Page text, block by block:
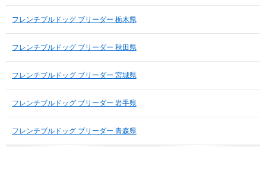
フレンチブルドッグ ブリーダー 栃木県
フレンチブルドッグ ブリーダー 秋田県
フレンチブルドッグ ブリーダー 宮城県
フレンチブルドッグ ブリーダー 岩手県
フレンチブルドッグ ブリーダー 青森県